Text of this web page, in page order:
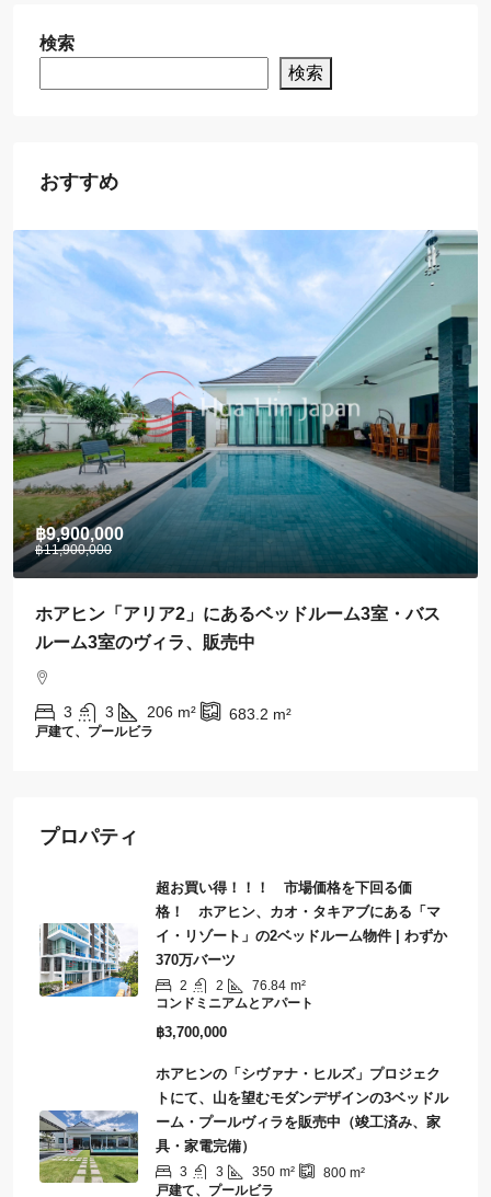
検索
検索
おすすめ
฿28,000
カオ・タキアブの中心部にあるおしゃれな1ベッドル
ームのコンドミニアム、賃貸中
1 1 43 m²
アパート、コンドミニアム
プロパティ
超お買い得！！！ 市場価格を下回る価
格！ ホアヒン、カオ・タキアブにある「マ
イ・リゾート」の2ベッドルーム物件 | わずか
370万バーツ
2 2 76.84 m²
コンドミニアムとアパート
฿3,700,000
ホアヒンの「シヴァナ・ヒルズ」プロジェク
トにて、山を望むモダンデザインの3ベッドル
ーム・プールヴィラを販売中（竣工済み、家
具・家電完備）
3 3 350 m² 800 m²
戸建て、プールビラ